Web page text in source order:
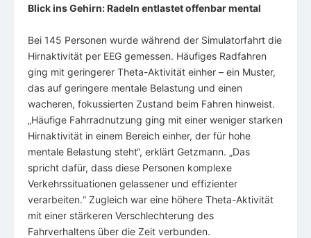
Blick ins Gehirn: Radeln entlastet offenbar mental
Bei 145 Personen wurde während der Simulatorfahrt die
Hirnaktivität per EEG gemessen. Häufiges Radfahren
ging mit geringerer Theta-Aktivität einher – ein Muster,
das auf geringere mentale Belastung und einen
wacheren, fokussierten Zustand beim Fahren hinweist.
„Häufige Fahrradnutzung ging mit einer weniger starken
Hirnaktivität in einem Bereich einher, der für hohe
mentale Belastung steht“, erklärt Getzmann. „Das
spricht dafür, dass diese Personen komplexe
Verkehrssituationen gelassener und effizienter
verarbeiten.“ Zugleich war eine höhere Theta-Aktivität
mit einer stärkeren Verschlechterung des
Fahrverhaltens über die Zeit verbunden.